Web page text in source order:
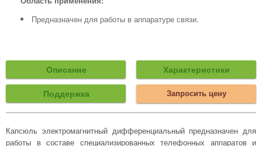
Предназначен для работы в аппаратуре связи.
Описание Характеристики
Поддержка Запросить цену
Капсюль электромагнитный дифференциальный предназначен для
работы в составе специализированных телефонных аппаратов и